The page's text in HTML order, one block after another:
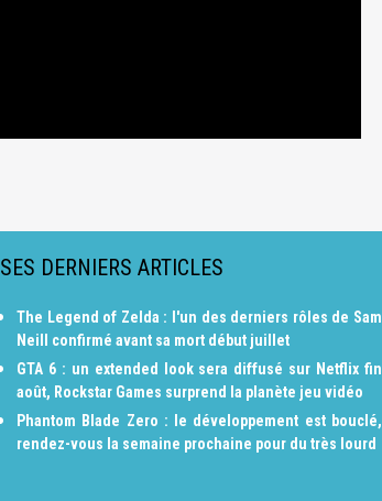
SES DERNIERS ARTICLES
The Legend of Zelda : l'un des derniers rôles de Sam
Neill confirmé avant sa mort début juillet
GTA 6 : un extended look sera diffusé sur Netflix fin
août, Rockstar Games surprend la planète jeu vidéo
Phantom Blade Zero : le développement est bouclé,
rendez-vous la semaine prochaine pour du très lourd